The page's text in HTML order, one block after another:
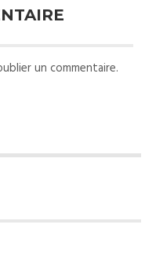
un commentaire.